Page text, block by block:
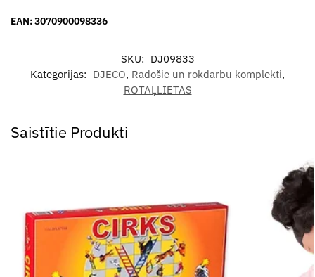
EAN: 3070900098336
SKU: DJ09833
Kategorijas: DJECO, Radošie un rokdarbu komplekti,
ROTAĻLIETAS
Saistītie Produkti